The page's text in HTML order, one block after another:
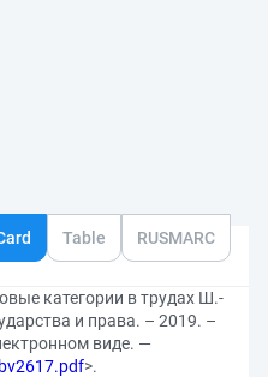
Table RUSMARC
категории в трудах Ш.-
и права. – 2019. –
виде. —
>.